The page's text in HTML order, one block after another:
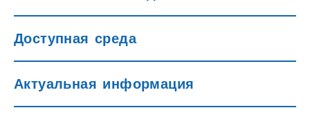
Доступная среда
Актуальная информация